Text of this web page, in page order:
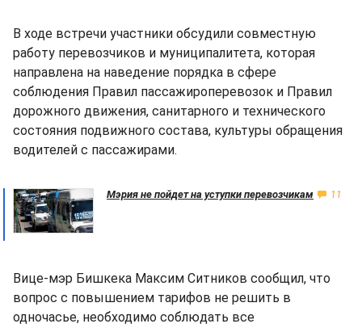
В ходе встречи участники обсудили совместную
работу перевозчиков и муниципалитета, которая
направлена на наведение порядка в сфере
соблюдения Правил пассажироперевозок и Правил
дорожного движения, санитарного и технического
состояния подвижного состава, культуры обращения
водителей с пассажирами.
Мэрия не пойдет на уступки перевозчикам 11
Вице-мэр Бишкека Максим Ситников сообщил, что
вопрос с повышением тарифов не решить в
одночасье, необходимо соблюдать все